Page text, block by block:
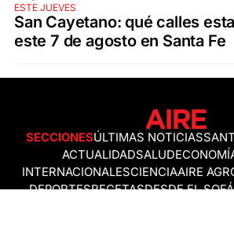
ESTE JUEVES
San Cayetano: qué calles
este 7 de agosto en Santa Fe
SECCIONESÚLTIMAS NOTICIAS
ACTUALIDADSALUD
INTERNACIONALESCIENCIAAIRE
DEPORTESRECETASDESDE EL SOFÁ